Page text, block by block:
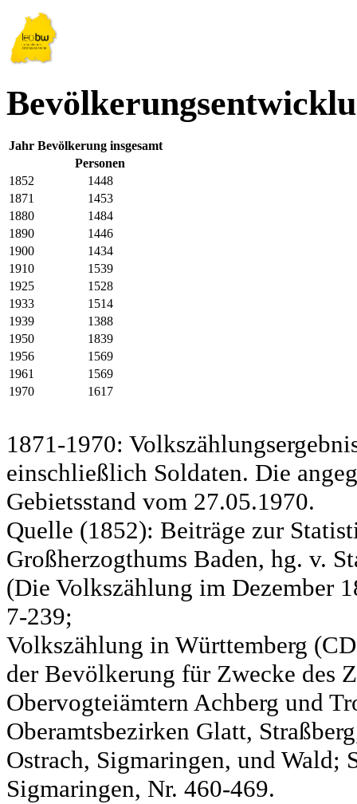
Jahr Bevölkerung insgesamt
Personen
1852
1448
1871
1453
1880
1484
1890
1446
1900
1434
1910
1539
1925
1528
1933
1514
1939
1388
1950
1839
1956
1569
1961
1569
1970
1617
1871-1970:
einschließlich Soldaten. Die
Gebietsstand vom 27.05.1970.
Quelle (1852): Beiträge zur
Großherzogthums Baden, hg. v.
(Die Volkszählung im Dezember
7-239;
Volkszählung in Württemberg
der Bevölkerung für Zwecke des
Obervogteiämtern Achberg und
Oberamtsbezirken Glatt,
Ostrach, Sigmaringen, und Wald;
Sigmaringen, Nr. 460-469.